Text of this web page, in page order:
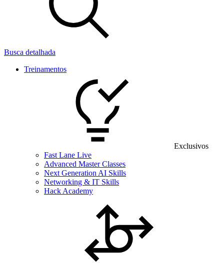
Busca detalhada
Treinamentos
Exclusivos
Fast Lane Live
Advanced Master Classes
Next Generation AI Skills
Networking & IT Skills
Hack Academy